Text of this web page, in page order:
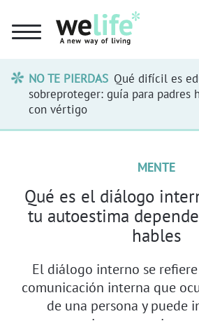
NO TE PIERDAS Qué difícil es
sobreproteger: guía para padres
con vértigo
MENTE
Qué es el diálogo
tu autoestima
hables
El diálogo interno se
comunicación interna que
de una persona y puede